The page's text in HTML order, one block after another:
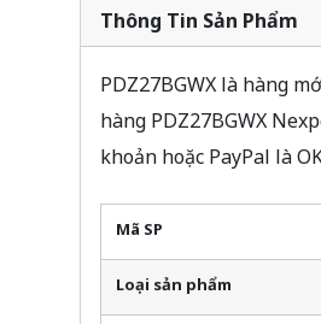
Thông Tin Sản Phẩm
PDZ27BGWX là hàng
hàng PDZ27BGWX
khoản hoặc PayPal là
Mã SP
Loại sản phẩm